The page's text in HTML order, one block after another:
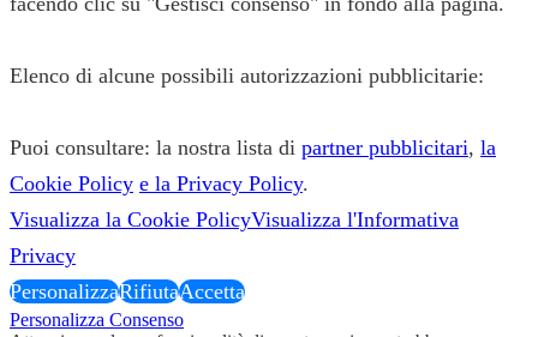
Elenco di alcune possibili autorizzazioni pubblicitarie:
Puoi consultare: la nostra lista di partner pubblicitari, la
Cookie Policy e la Privacy Policy.
Visualizza la Cookie PolicyVisualizza l'Informativa
Privacy
PersonalizzaRifiutaAccetta
Personalizza Consenso